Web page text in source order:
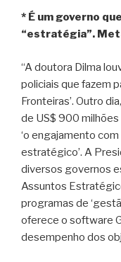
* É um governo
“estratégia”.
“A doutora Dilma
policiais que fazem
Fronteiras’. Outro
de US$ 900
‘o engajamento
estratégico’. A
diversos governos
Assuntos
programas de
oferece o software
desempenho dos